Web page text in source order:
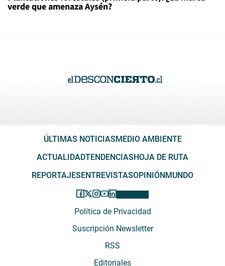
verde que amenaza Aysén?
ÚLTIMAS NOTICIASMEDIO AMBIENTE
ACTUALIDADTENDENCIASHOJA DE RUTA
REPORTAJESENTREVISTASOPINIÓNMUNDO
Política de Privacidad
Suscripción Newsletter
RSS
Editoriales